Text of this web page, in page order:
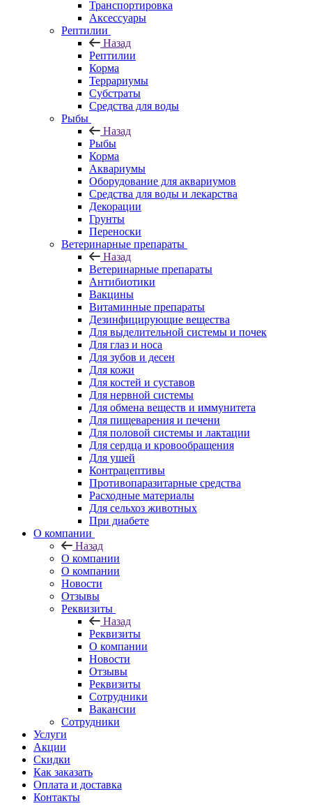
Транспортировка
Аксессуары
Рептилии
Назад
Рептилии
Корма
Террариумы
Субстраты
Средства для воды
Рыбы
Назад
Рыбы
Корма
Аквариумы
Оборудование для аквариумов
Средства для воды и лекарства
Декорации
Грунты
Переноски
Ветеринарные препараты
Назад
Ветеринарные препараты
Антибиотики
Вакцины
Витаминные препараты
Дезинфицирующие вещества
Для выделительной системы и почек
Для глаз и носа
Для зубов и десен
Для кожи
Для костей и суставов
Для нервной системы
Для обмена веществ и иммунитета
Для пищеварения и печени
Для половой системы и лактации
Для сердца и кровообращения
Для ушей
Контрацептивы
Противопаразитарные средства
Расходные материалы
Для сельхоз животных
При диабете
О компании
Назад
О компании
О компании
Новости
Отзывы
Реквизиты
Назад
Реквизиты
О компании
Новости
Отзывы
Реквизиты
Сотрудники
Вакансии
Сотрудники
Услуги
Акции
Скидки
Как заказать
Оплата и доставка
Контакты